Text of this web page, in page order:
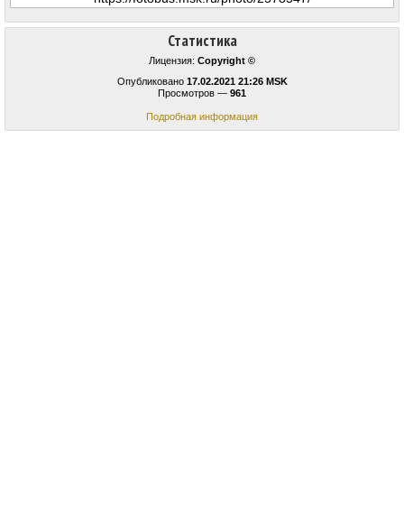
Статистика
Лицензия: Copyright ©
Опубликовано 17.02.2021 21:26 MSK
Просмотров — 961
Подробная информация